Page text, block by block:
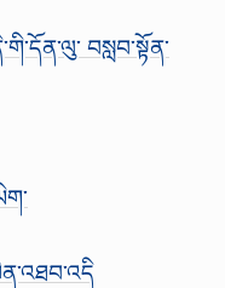
བསླབ་སྟོན་